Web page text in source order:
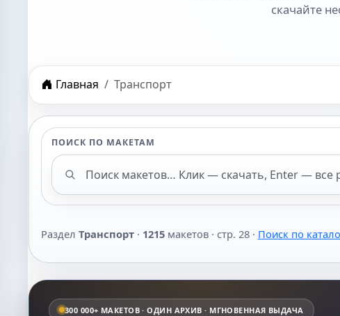
скачайте
Главная Транспорт
ПОИСК ПО МАКЕТАМ
Поиск макетов
Раздел Транспорт· 1215макетов · стр. 28 · Поиск по
300 000+ МАКЕТОВ · ОДИН АРХИВ · МГНОВЕННАЯ ВЫДАЧА